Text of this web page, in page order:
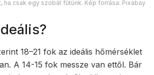
ha csak egy szobát fűtünk. Kép forrása: Pixabay
18–21 fok az ideális hőmérséklet
A 14-15 fok messze van ettől. Bár